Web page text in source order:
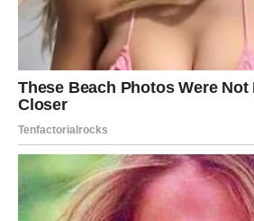
Istina je da ne morate.
Šta se zaista dešava?
Pomoć je bliže nego što mislite.
Snaga nije u tome da
sami